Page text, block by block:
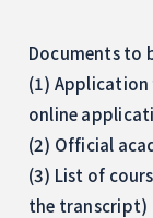
Documents to
(1)
online
(2) Official
(3) List of
the transcript)